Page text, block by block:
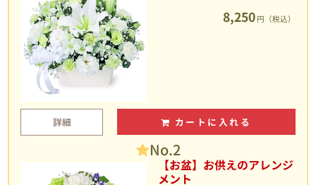
8,250 円（税込）
詳細 カートに入れる
No.2
【お盆】お供えのアレンジ
メント